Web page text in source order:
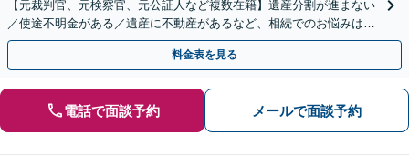
【元裁判官、元検察官、元公証人など複数在籍】遺産分割が進まない
／使途不明金がある／遺産に不動産があるなど、相続でのお悩みはご
相談ください【他士業連携で登記・税も対応】
料金表を見る
電話で面談予約 メールで面談予約